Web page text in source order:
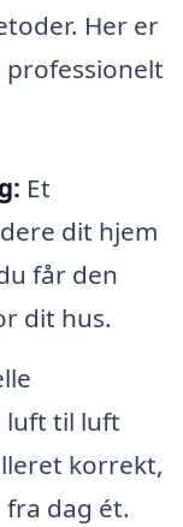
Her er
professionelt
Et
dit hjem
får den
dit hus.
luft til luft
korrekt,
dag ét.